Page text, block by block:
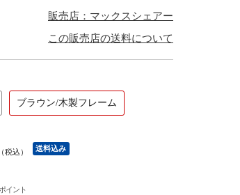
販売店：マックスシェアー
この販売店の送料について
ブラウン/木製フレーム
（税込） 送料込み